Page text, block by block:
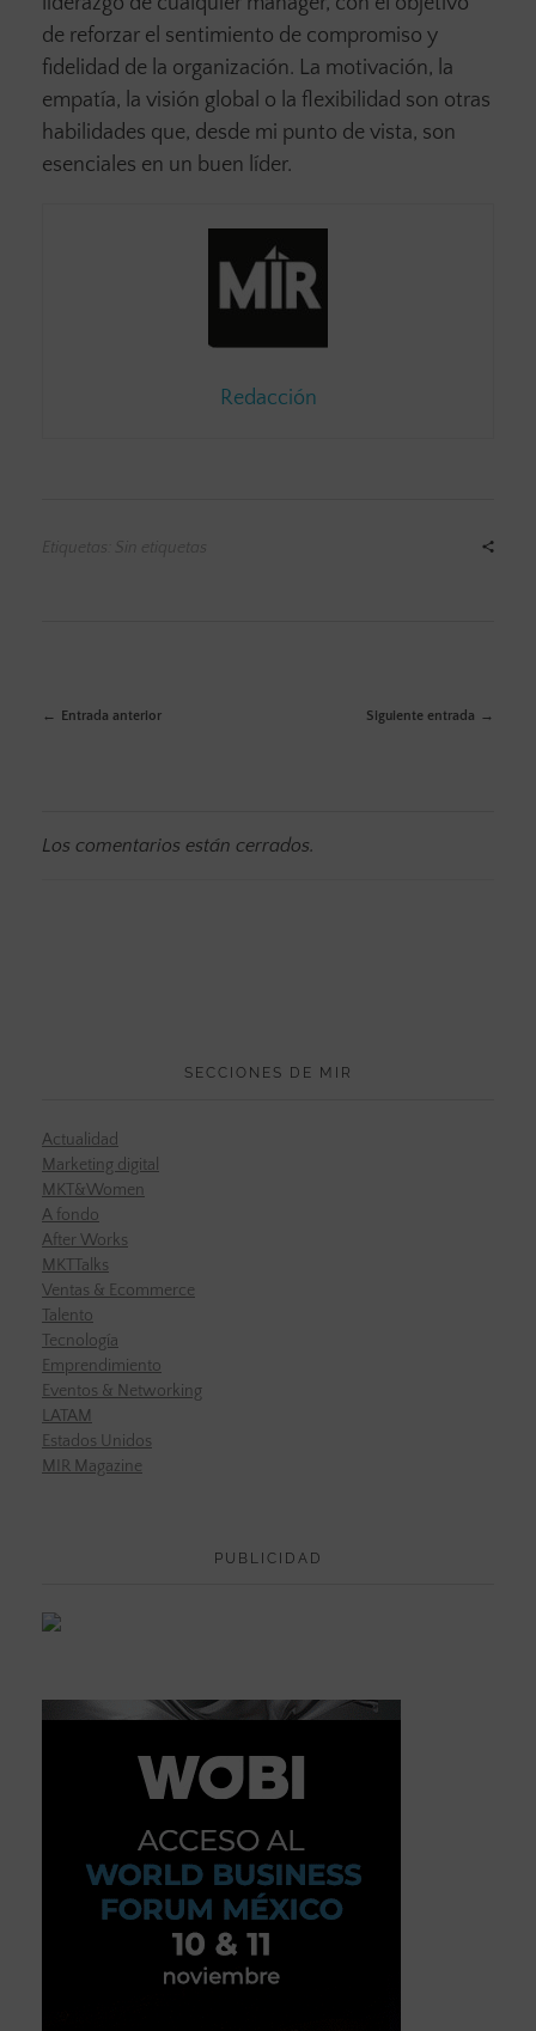
de reforzar el sentimiento de compromiso y
fidelidad de la organización. La motivación, la
empatía, la visión global o la flexibilidad son otras
habilidades que, desde mi punto de vista, son
esenciales en un buen líder.
Redacción
Etiquetas: Sin etiquetas
Entrada anterior Siguiente entrada
Los comentarios están cerrados.
SECCIONES DE MIR
Actualidad
Marketing digital
MKT&Women
A fondo
After Works
MKTTalks
Ventas & Ecommerce
Talento
Tecnología
Emprendimiento
Eventos & Networking
LATAM
Estados Unidos
MIR Magazine
PUBLICIDAD